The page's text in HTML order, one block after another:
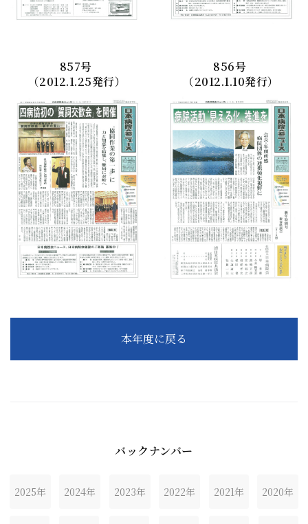
857号
（2012.1.25発行）
856号
（2012.1.10発行）
本年度に戻る
バックナンバー
2025年 2024年 2023年 2022年 2021年 2020年